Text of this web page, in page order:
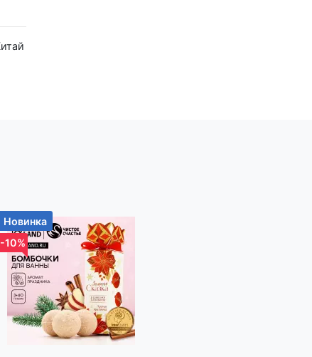
Новинка
-10%